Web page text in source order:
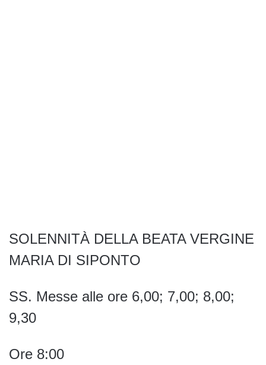
SOLENNITÀ DELLA BEATA VERGINE
MARIA DI SIPONTO
SS. Messe alle ore 6,00; 7,00; 8,00;
9,30
Ore 8:00